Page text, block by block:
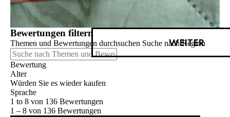
WEITER
Bewertungen filtern
Themen und Bewertungen durchsuchen Suche nach Region
Bewertung
Alter
Würden Sie es wieder kaufen
Sprache
1 to 8 von 136 Bewertungen
1 – 8 von 136 Bewertungen